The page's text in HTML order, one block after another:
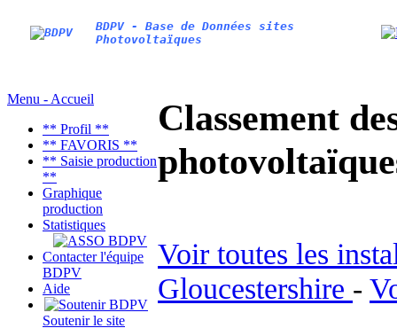
BDPV - Base de Données sites
Photovoltaïques
Menu - Accueil
** Profil **
** FAVORIS **
** Saisie production
**
Graphique
production
Statistiques
Contacter l'équipe
BDPV
Aide
Soutenir le site
Classement
Voir toutes les
Gloucestershire -